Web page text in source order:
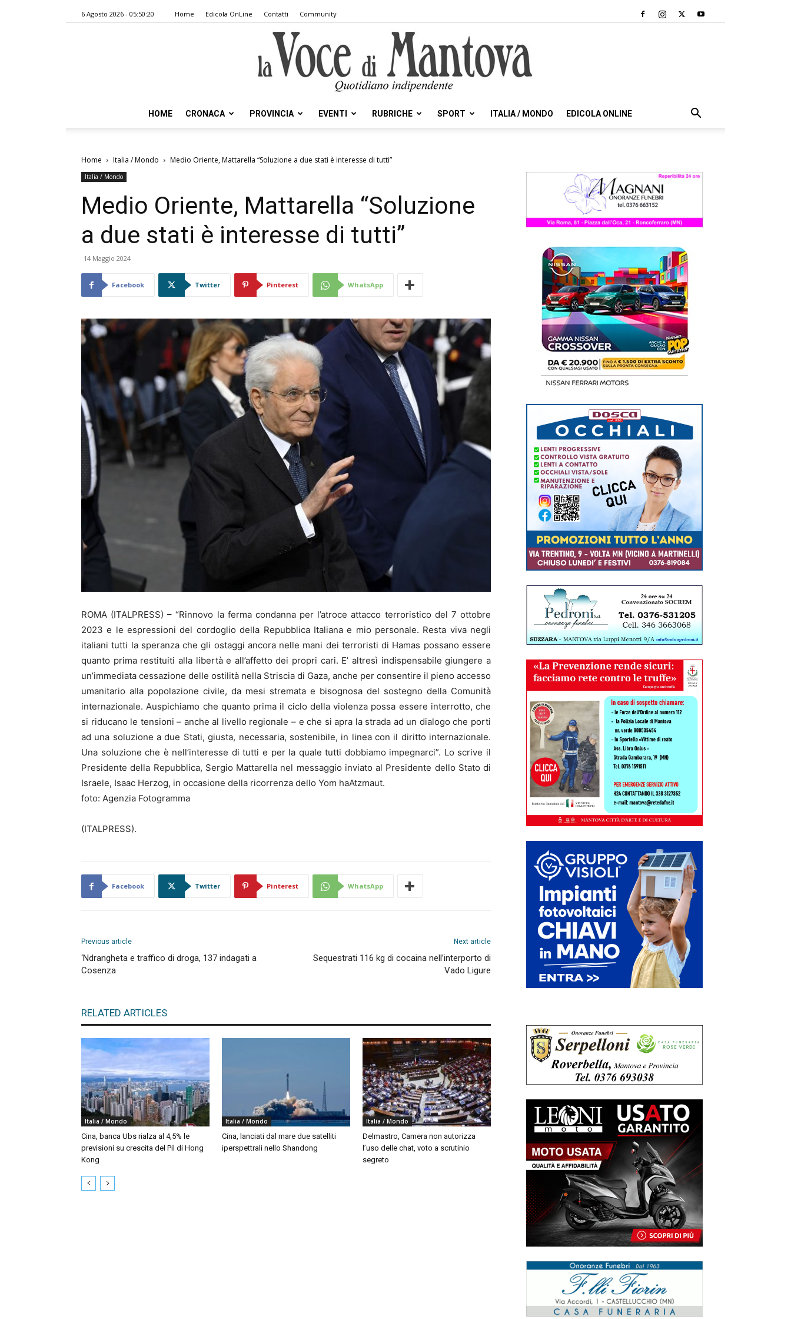
6 Agosto 2026 - 05:50:20 Home Edicola OnLine Contatti Community
Voce
Mantova
HOME CRONACA PROVINCIA EVENTI RUBRICHE SPORT ITALIA / MONDO EDICOLA ONLINE
Home Italia / Mondo Medio Oriente, Mattarella “Soluzione a due stati è interesse di tutti”
Italia / Mondo
Medio Oriente, Mattarella “Soluzione
a due stati è interesse di tutti”
14 Maggio 2024
Facebook Twitter Pinterest WhatsApp
ROMA (ITALPRESS) – “Rinnovo la ferma condanna per l’atroce attacco terroristico del 7 ottobre
2023 e le espressioni del cordoglio della Repubblica Italiana e mio personale. Resta viva negli
italiani tutti la speranza che gli ostaggi ancora nelle mani dei terroristi di Hamas possano essere
quanto prima restituiti alla libertà e all’affetto dei propri cari. E’ altresì indispensabile giungere a
un’immediata cessazione delle ostilità nella Striscia di Gaza, anche per consentire il pieno accesso
umanitario alla popolazione civile, da mesi stremata e bisognosa del sostegno della Comunità
internazionale. Auspichiamo che quanto prima il ciclo della violenza possa essere interrotto, che
si riducano le tensioni – anche al livello regionale – e che si apra la strada ad un dialogo che porti
ad una soluzione a due Stati, giusta, necessaria, sostenibile, in linea con il diritto internazionale.
Una soluzione che è nell’interesse di tutti e per la quale tutti dobbiamo impegnarci”. Lo scrive il
Presidente della Repubblica, Sergio Mattarella nel messaggio inviato al Presidente dello Stato di
Israele, Isaac Herzog, in occasione della ricorrenza dello Yom haAtzmaut.
foto: Agenzia Fotogramma
(ITALPRESS).
Facebook Twitter Pinterest WhatsApp
Previous article
‘Ndrangheta e traffico di droga, 137 indagati a
Cosenza
Next article
Sequestrati 116 kg di cocaina nell’interporto di
Vado Ligure
RELATED ARTICLES
Italia / Mondo
Cina, banca Ubs rialza al 4,5% le
previsioni su crescita del Pil di Hong
Kong
Italia / Mondo
Cina, lanciati dal mare due satelliti
iperspettrali nello Shandong
Italia / Mondo
Delmastro, Camera non autorizza
l’uso delle chat, voto a scrutinio
segreto